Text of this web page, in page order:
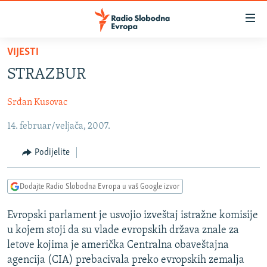
Pređite
glavni
Pređite
na
navigaciju
Pređite
na
pretragu
SRBIJA
KOSOVO
CRNA GORA
VIZUELNO
VIDEO
FOTOGALERIJE
INFOGRAFIKE
PODCASTI
RAT U UKRAJINI
KINA NA BALKANU
RSE PRIČE IZ SVIJETA
VIJESTI
STRAZBUR
Srđan Kusovac
14. februar/veljača, 2007.
Podijelite
Dodajte Radio Slobodna Evropa u vaš Google izvor
Evropski parlament je usvojio izveštaj istražne komisije
u kojem stoji da su vlade evropskih država znale za
letove kojima je američka Centralna obaveštajna
agencija (CIA) prebacivala preko evropskih zemalja